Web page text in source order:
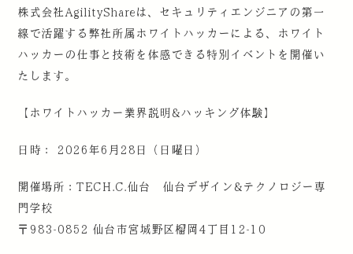
株式会社AgilityShareは、セキュリティエンジニアの第一
線で活躍する弊社所属ホワイトハッカーによる、ホワイト
ハッカーの仕事と技術を体感できる特別イベントを開催い
たします。
【ホワイトハッカー業界説明&ハッキング体験】
日時： 2026年6月28日（日曜日）
開催場所：TECH.C.仙台 仙台デザイン&テクノロジー専
門学校
〒983-0852 仙台市宮城野区榴岡4丁目12-10